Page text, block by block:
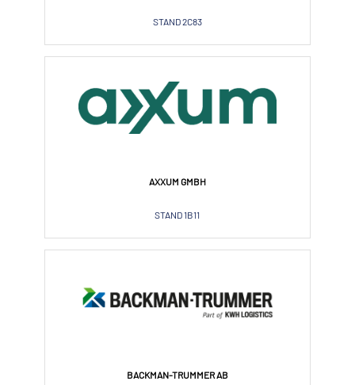
STAND 2C83
AXXUM GMBH
STAND 1B11
BACKMAN-TRUMMER AB